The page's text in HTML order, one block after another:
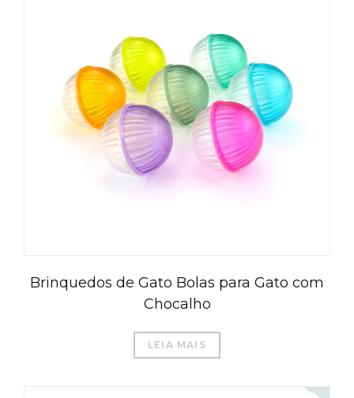
Brinquedos de Gato Bolas para Gato com
Chocalho
LEIA MAIS